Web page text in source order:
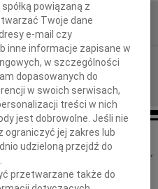
odejść na zawsze, by stale być blisko"
ks. J. Twardowski
powiązaną z
Twoje dane
e-mail czy
inne informacje zapisane w
w szczególności
dopasowanych do
w swoich serwisach,
treści w nich
jest dobrowolne. Jeśli nie
ograniczyć jej zakres lub
udzieloną przejdź do
przetwarzane także do